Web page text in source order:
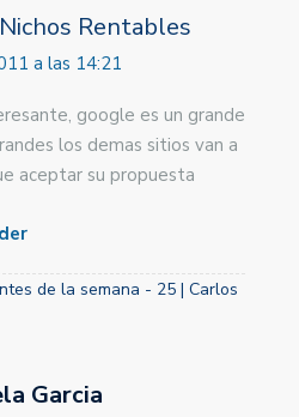
Rentables
a las 14:21
google es un grande
los demas sitios van a
aceptar su propuesta
de la semana - 25 | Carlos
Garcia